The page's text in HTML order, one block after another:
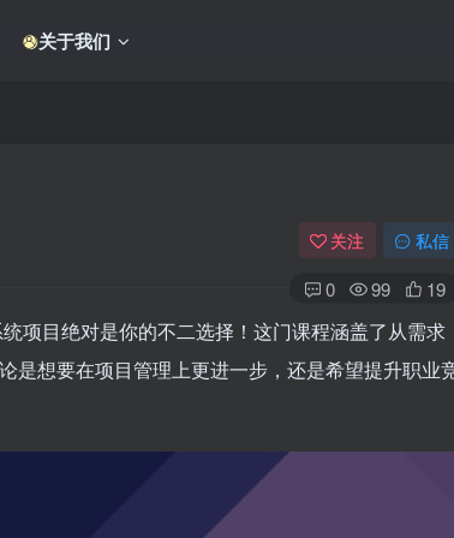
关于我们
关注 私信
0 99 19
项目绝对是你的不二选择！这门课程涵盖了从需求
是想要在项目管理上更进一步，还是希望提升职业